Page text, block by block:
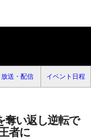
放送・配信 イベント日程
奪い返し逆転で
者に